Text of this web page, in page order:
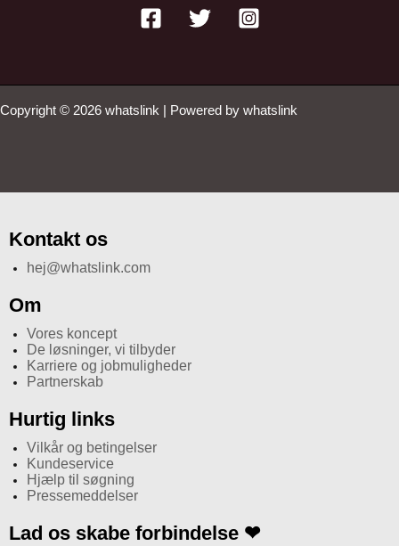
Copyright © 2026 whatslink | Powered by whatslink
Kontakt os
hej@whatslink.com
Om
Vores koncept
De løsninger, vi tilbyder
Karriere og jobmuligheder
Partnerskab
Hurtig links
Vilkår og betingelser
Kundeservice
Hjælp til søgning
Pressemeddelser
Lad os skabe forbindelse ❤